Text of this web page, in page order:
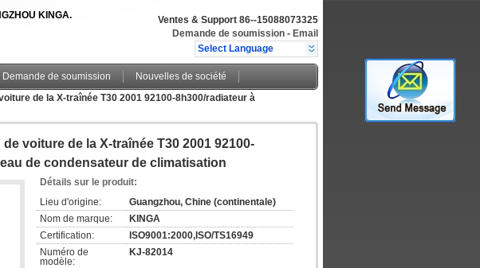
KINGA.
Ventes & Support 86--15088073325
Demande de soumission - Email
Select Language
Demande de soumission
Nouvelles de société
de la X-traînée T30 2001 92100-8h300/radiateur à
voiture de la X-traînée T30 2001 92100-
de condensateur de climatisation
Détails sur le produit:
Lieu d'origine:
Guangzhou, Chine (continentale)
Nom de marque:
KINGA
Certification:
ISO9001:2000,ISO/TS16949
Numéro de
modèle:
KJ-82014